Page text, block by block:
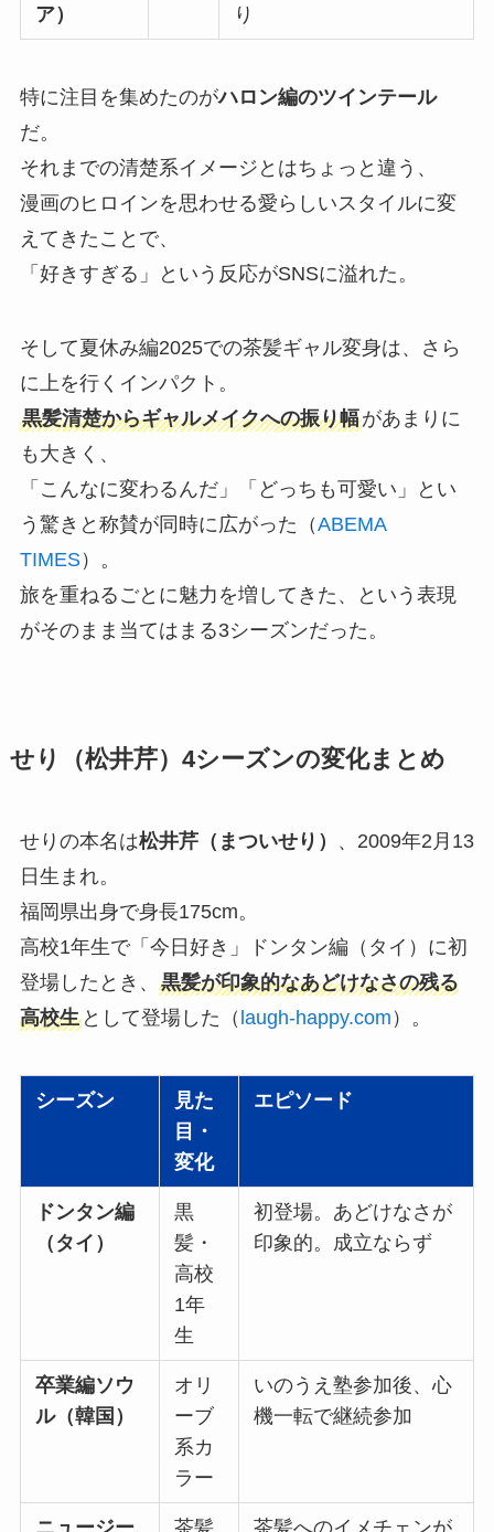
ア）
り
特に注目を集めたのがハロン編のツインテール
だ。
それまでの清楚系イメージとはちょっと違う、
漫画のヒロインを思わせる愛らしいスタイルに変
えてきたことで、
「好きすぎる」という反応がSNSに溢れた。
そして夏休み編2025での茶髪ギャル変身は、さら
に上を行くインパクト。
黒髪清楚からギャルメイクへの振り幅があまりに
も大きく、
「こんなに変わるんだ」「どっちも可愛い」とい
う驚きと称賛が同時に広がった（ABEMA
TIMES）。
旅を重ねるごとに魅力を増してきた、という表現
がそのまま当てはまる3シーズンだった。
せり（松井芹）4シーズンの変化まとめ
せりの本名は松井芹（まついせり）
、2009年2月13
日生まれ。
福岡県出身で身長175cm。
高校1年生で「今日好き」ドンタン編（タイ）に初
登場したとき、 黒髪が印象的なあどけなさの残る
高校生として登場した（ laugh-happy.com ）。
シーズン
見た
目・
変化
エピソード
ドンタン編
（タイ）
黒
髪・
高校
1年
生
初登場。あどけなさが
印象的。成立ならず
卒業編ソウ
ル（韓国）
オリ
ーブ
系カ
ラー
いのうえ塾参加後、心
機一転で継続参加